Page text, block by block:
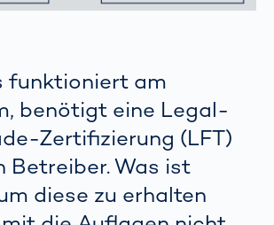
funktioniert am
benötigt eine Legal-
Zertifizierung (LFT)
Betreiber. Was ist
diese zu erhalten